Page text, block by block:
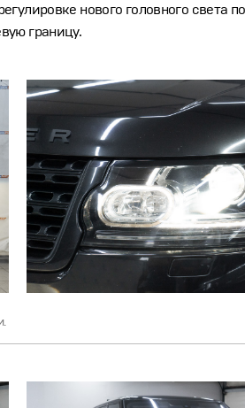
нового головного света
границу.